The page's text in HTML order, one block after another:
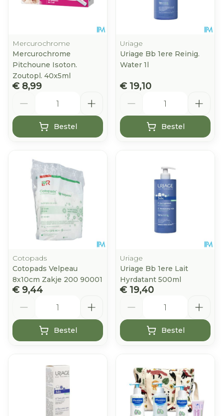
Mercurochrome
Mercurochrome
Pitchoune Isoton.
Zoutopl. 40x5ml
€ 8,99
Bestel
Uriage
Uriage Bb 1ere Reinig.
Water 1l
€ 19,10
Bestel
Cotopads
Cotopads Velpeau
8x10cm Zakje 200 90001
€ 9,44
Bestel
Uriage
Uriage Bb 1ere Lait
Hyrdatant 500ml
€ 19,40
Bestel